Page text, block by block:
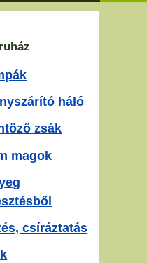
háló
zsák
magok
csíráztatás